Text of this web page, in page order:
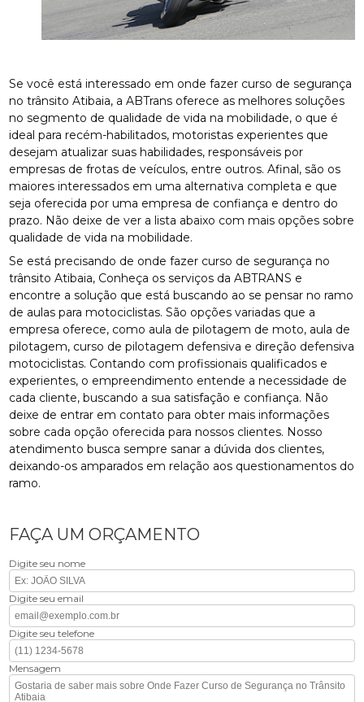
Se você está interessado em onde fazer curso de segurança
no trânsito Atibaia, a ABTrans oferece as melhores soluções
no segmento de qualidade de vida na mobilidade, o que é
ideal para recém-habilitados, motoristas experientes que
desejam atualizar suas habilidades, responsáveis por
empresas de frotas de veículos, entre outros. Afinal, são os
maiores interessados em uma alternativa completa e que
seja oferecida por uma empresa de confiança e dentro do
prazo. Não deixe de ver a lista abaixo com mais opções sobre
qualidade de vida na mobilidade.
Se está precisando de onde fazer curso de segurança no
trânsito Atibaia, Conheça os serviços da ABTRANS e
encontre a solução que está buscando ao se pensar no ramo
de aulas para motociclistas. São opções variadas que a
empresa oferece, como aula de pilotagem de moto, aula de
pilotagem, curso de pilotagem defensiva e direção defensiva
motociclistas. Contando com profissionais qualificados e
experientes, o empreendimento entende a necessidade de
cada cliente, buscando a sua satisfação e confiança. Não
deixe de entrar em contato para obter mais informações
sobre cada opção oferecida para nossos clientes. Nosso
atendimento busca sempre sanar a dúvida dos clientes,
deixando-os amparados em relação aos questionamentos do
ramo.
FAÇA UM ORÇAMENTO
Digite seu nome
Digite seu email
Digite seu telefone
Mensagem